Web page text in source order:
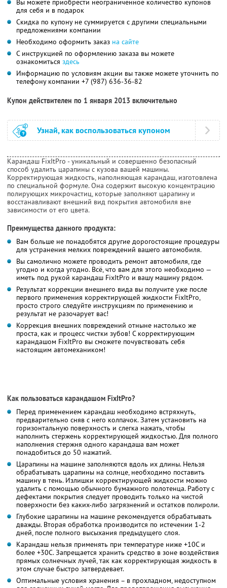
Вы можете приобрести неограниченное количество купонов
для себя и в подарок
Скидка по купону не суммируется с другими специальными
предложениями компании
Необходимо оформить заказ на сайте
С инструкцией по оформлению заказа вы можете
ознакомиться здесь
Информацию по условиям акции вы также можете уточнить по
телефону компании +7 (987) 636-36-82
Купон действителен по 1 января 2013 включительно
Узнай, как воспользоваться купоном
Карандаш FixItPro - уникальный и совершенно безопасный
способ удалить царапины с кузова вашей машины.
Корректирующая жидкость, наполняющая карандаш, изготовлена
по специальной формуле. Она содержит высокую концентрацию
полирующих микрочастиц, которые заполняют царапину и
восстанавливают внешний вид покрытия автомобиля вне
зависимости от его цвета.
Преимущества данного продукта:
Вам больше не понадобятся другие дорогостоящие процедуры
для устранения мелких повреждений вашего автомобиля.
Вы самолично можете проводить ремонт автомобиля, где
угодно и когда угодно. Всё, что вам для этого необходимо —
иметь под рукой карандаш FixItPro и вашу машину рядом.
Результат коррекции внешнего вида вы получите уже после
первого применения корректирующей жидкости FixItPro,
просто строго следуйте инструкциям по применению и
результат не разочарует вас!
Коррекция внешних повреждений отныне настолько же
проста, как и процесс чистки зубов! С корректирующим
карандашом FixItPro вы сможете почувствовать себя
настоящим автомехаником!
Как пользоваться карандашом FixItPro?
Перед применением карандаш необходимо встряхнуть,
предварительно сняв с него колпачок. Затем установить на
горизонтальную поверхность и слегка нажать, чтобы
наполнить стержень корректирующей жидкостью. Для полного
наполнения стержня одного карандаша вам может
понадобиться до 50 нажатий.
Царапины на машине заполняются вдоль их длины. Нельзя
обрабатывать царапины на солнце, необходимо поставить
машину в тень. Излишки корректирующей жидкости можно
удалить с помощью обычного бумажного полотенца. Работу с
дефектами покрытия следует проводить только на чистой
поверхности без каких-либо загрязнений и остатков полироли.
Глубокие царапины на машине рекомендуется обрабатывать
дважды. Вторая обработка производится по истечении 1-2
дней, после полного высыхания предыдущего слоя.
Карандаш нельзя применять при температуре ниже +10С и
более +30С. Запрещается хранить средство в зоне воздействия
прямых солнечных лучей, так как корректирующая жидкость в
этом случае быстро затвердевает.
Оптимальные условия хранения – в прохладном, недоступном